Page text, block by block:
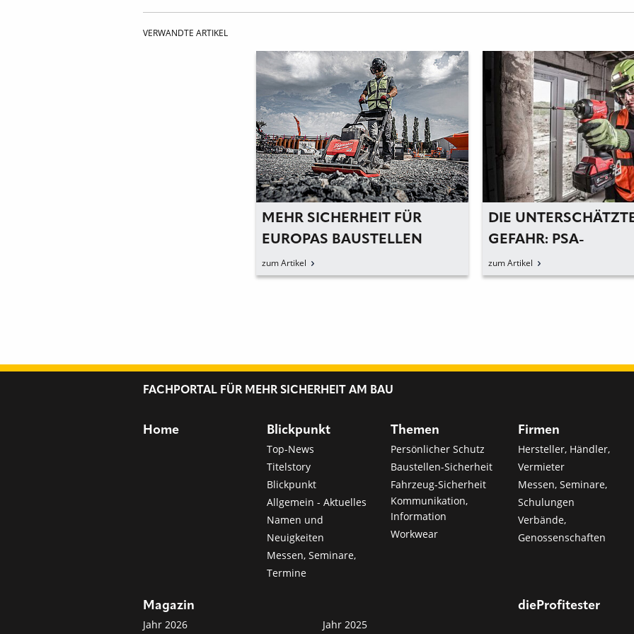
VERWANDTE ARTIKEL
MEHR SICHERHEIT FÜR
EUROPAS BAUSTELLEN
zum Artikel
DIE
GEFAHR: PSA-
MODIFIKATIONEN
zum Artikel
FACHPORTAL FÜR MEHR SICHERHEIT AM BAU
Home Blickpunkt
Top-News
Titelstory
Blickpunkt
Allgemein - Aktuelles
Namen und
Neuigkeiten
Messen, Seminare,
Termine
Themen
Persönlicher Schutz
Baustellen-Sicherheit
Fahrzeug-Sicherheit
Kommunikation,
Information
Workwear
Firmen
Hersteller, Händler,
Vermieter
Messen, Seminare,
Schulungen
Verbände,
Genossenschaften
Magazin
Jahr 2026 Jahr 2025
dieProfitester